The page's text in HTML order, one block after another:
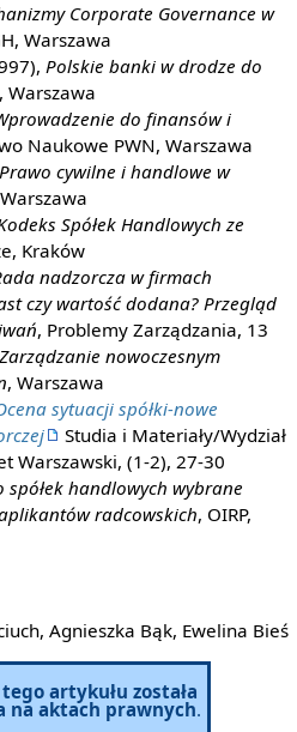
Corporate Governance w
Warszawa
Polskie banki w drodze do
Warszawa
do finansów i
Naukowe PWN, Warszawa
Prawo cywilne i handlowe w
Spółek Handlowych ze
Kraków
nadzorcza w firmach
czy wartość dodana? Przegląd
, Problemy Zarządzania, 13
Zarządzanie nowoczesnym
, Warszawa
sytuacji spółki-nowe
Studia i Materiały/Wydział
Warszawski, (1-2), 27-30
spółek handlowych wybrane
radcowskich, OIRP,
Agnieszka Bąk, Ewelina Bieś
artykułu została
na aktach prawnych.